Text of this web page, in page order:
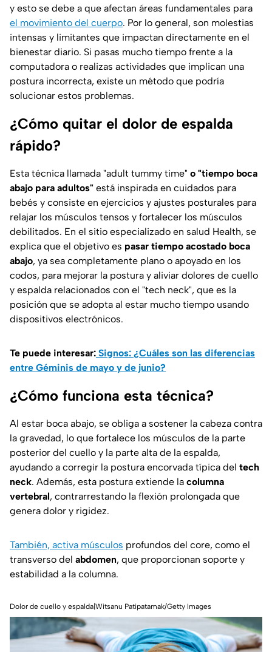
y esto se debe a que afectan áreas fundamentales para
el movimiento del cuerpo. Por lo general, son molestias
intensas y limitantes que impactan directamente en el
bienestar diario. Si pasas mucho tiempo frente a la
computadora o realizas actividades que implican una
postura incorrecta, existe un método que podría
solucionar estos problemas.
¿Cómo quitar el dolor de espalda
rápido?
Esta técnica llamada "adult tummy time" o "tiempo boca
abajo para adultos" está inspirada en cuidados para
bebés y consiste en ejercicios y ajustes posturales para
relajar los músculos tensos y fortalecer los músculos
debilitados. En el sitio especializado en salud Health, se
explica que el objetivo es pasar tiempo acostado boca
abajo, ya sea completamente plano o apoyado en los
codos, para mejorar la postura y aliviar dolores de cuello
y espalda relacionados con el "tech neck", que es la
posición que se adopta al estar mucho tiempo usando
dispositivos electrónicos.
Te puede interesar: Signos: ¿Cuáles son las diferencias
entre Géminis de mayo y de junio?
¿Cómo funciona esta técnica?
Al estar boca abajo, se obliga a sostener la cabeza contra
la gravedad, lo que fortalece los músculos de la parte
posterior del cuello y la parte alta de la espalda,
ayudando a corregir la postura encorvada típica del tech
neck. Además, esta postura extiende la columna
vertebral, contrarrestando la flexión prolongada que
genera dolor y rigidez.
También, activa músculos profundos del core, como el
transverso del abdomen, que proporcionan soporte y
estabilidad a la columna.
Dolor de cuello y espalda|Witsanu Patipatamak/Getty Images